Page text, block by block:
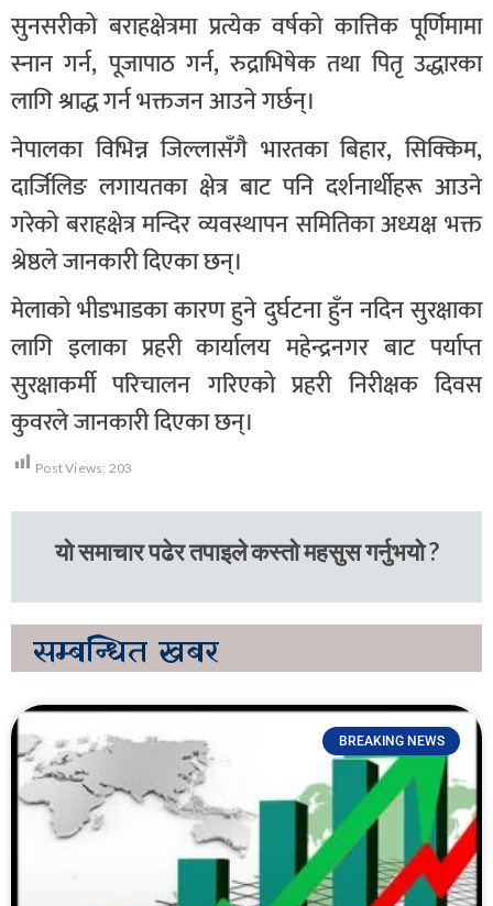
सुनसरीको बराहक्षेत्रमा प्रत्येक वर्षको कात्तिक पूर्णिमामा
स्नान गर्न, पूजापाठ गर्न, रुद्राभिषेक तथा पितृ उद्धारका
लागि श्राद्ध गर्न भक्तजन आउने गर्छन्।
नेपालका विभिन्न जिल्लासँगै भारतका बिहार, सिक्किम,
दार्जिलिङ लगायतका क्षेत्र बाट पनि दर्शनार्थीहरू आउने
गरेको बराहक्षेत्र मन्दिर व्यवस्थापन समितिका अध्यक्ष भक्त
श्रेष्ठले जानकारी दिएका छन्।
मेलाको भीडभाडका कारण हुने दुर्घटना हुँन नदिन सुरक्षाका
लागि इलाका प्रहरी कार्यालय महेन्द्रनगर बाट पर्याप्त
सुरक्षाकर्मी परिचालन गरिएको प्रहरी निरीक्षक दिवस
कुवरले जानकारी दिएका छन्।
Post Views: 203
यो समाचार पढेर तपाइले कस्तो महसुस गर्नुभयो ?
सम्बन्धित खबर
BREAKING NEWS